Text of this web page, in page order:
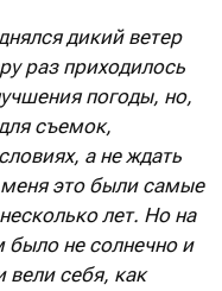
дикий ветер
раз приходилось
погоды, но,
съемок,
а не ждать
это были самые
лет. Но на
было не солнечно и
вели себя, как